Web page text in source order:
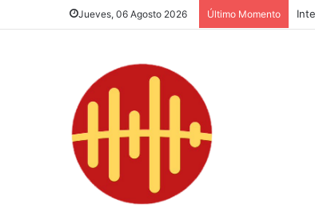
Jueves, 06 Agosto 2026 Último Momento